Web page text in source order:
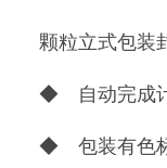
颗粒立式包装
◆ 自动完成计
◆ 包装有色标